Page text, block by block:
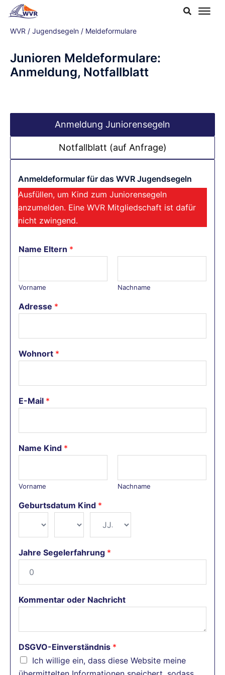
Zum
Inhalt
springen
WVR / Jugendsegeln / Meldeformulare
Junioren Meldeformulare:
Anmeldung, Notfallblatt
Anmeldung Juniorensegeln
Notfallblatt (auf Anfrage)
Anmeldeformular für das WVR Jugendsegeln
Ausfüllen, um Kind zum Juniorensegeln
anzumelden. Eine WVR Mitgliedschaft ist dafür
nicht zwingend.
Name Eltern *
Vorname Nachname
Adresse *
Wohnort *
E-Mail *
Name Kind *
Vorname Nachname
Geburtsdatum Kind *
Jahre Segelerfahrung *
Kommentar oder Nachricht
DSGVO-Einverständnis *
Ich willige ein, dass diese Website meine